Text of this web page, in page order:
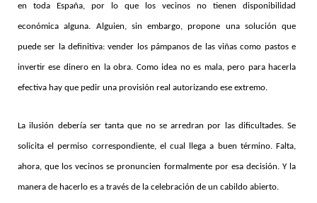
en toda España, por lo que los vecinos no tienen disponibilidad
económica alguna. Alguien, sin embargo, propone una solución que
puede ser la definitiva: vender los pámpanos de las viñas como pastos e
invertir ese dinero en la obra. Como idea no es mala, pero para hacerla
efectiva hay que pedir una provisión real autorizando ese extremo.
La ilusión debería ser tanta que no se arredran por las dificultades. Se
solicita el permiso correspondiente, el cual llega a buen término. Falta,
ahora, que los vecinos se pronuncien formalmente por esa decisión. Y la
manera de hacerlo es a través de la celebración de un cabildo abierto.